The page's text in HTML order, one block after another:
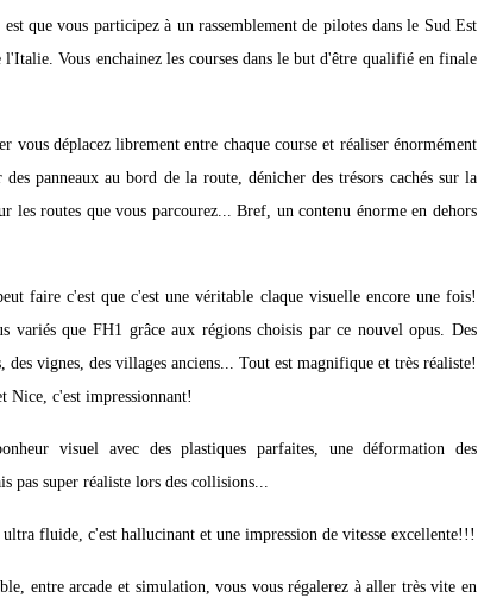
que vous participez à un rassemblement de pilotes dans le Sud Est
Vous enchainez les courses dans le but d'être qualifié en finale
vous déplacez librement entre chaque course et réaliser énormément
des panneaux au bord de la route, dénicher des trésors cachés sur la
les routes que vous parcourez... Bref, un contenu énorme en dehors
faire c'est que c'est une véritable claque visuelle encore une fois!
variés que FH1 grâce aux régions choisis par ce nouvel opus. Des
des vignes, des villages anciens... Tout est magnifique et très réaliste!
Nice, c'est impressionnant!
visuel avec des plastiques parfaites, une déformation des
pas super réaliste lors des collisions...
fluide, c'est hallucinant et une impression de vitesse excellente!!!
entre arcade et simulation, vous vous régalerez à aller très vite en